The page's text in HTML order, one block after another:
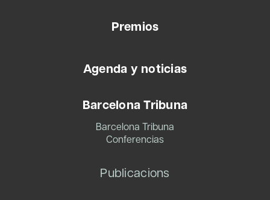
Premios
Agenda y noticias
Barcelona Tribuna
Barcelona Tribuna
Conferencias
Publicacions